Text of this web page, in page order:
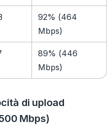
92% (464
Mbps)
89% (446
Mbps)
di upload
Mbps)